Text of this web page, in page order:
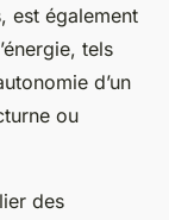
est également
tels
d’un
ou
des